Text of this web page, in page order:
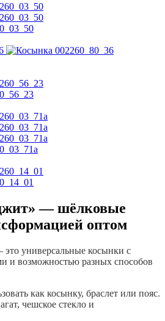
— шёлковые
оптом
универсальные косынки с
и возможностью разных способов
как косынку, браслет или пояс.
чешское стекло и